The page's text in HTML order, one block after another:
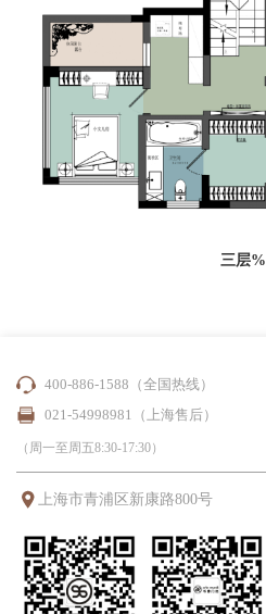
三层%
400-886-1588（全国热线）
021-54998981（上海售后）
（周一至周五8:30-17:30）
上海市青浦区新康路800号